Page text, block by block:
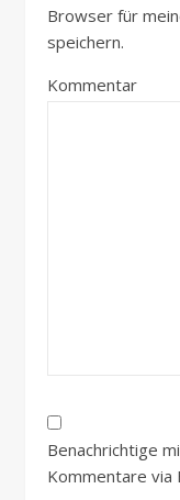
Browser für
speichern.
Kommentar
Benachrichtige
Kommentare via